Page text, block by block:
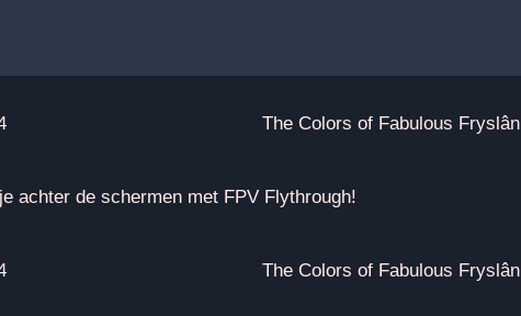
The Colors of Fabulous Fryslân
achter de schermen met FPV Flythrough!
The Colors of Fabulous Fryslân